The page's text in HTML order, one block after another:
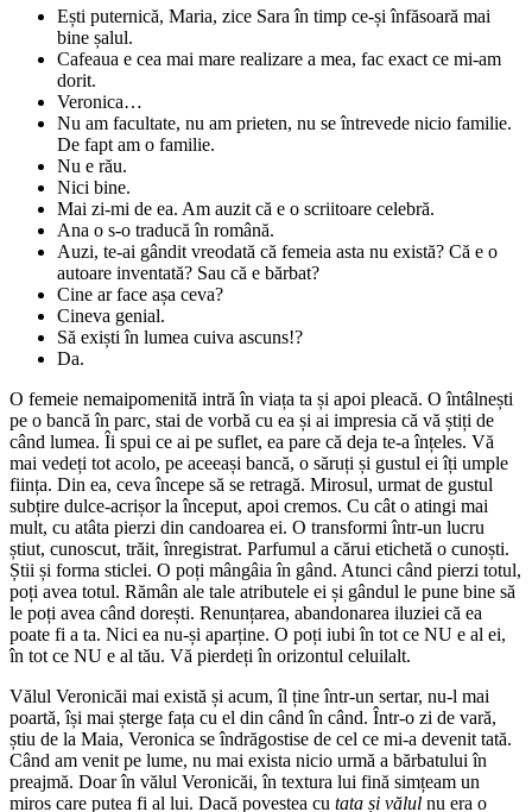
Ești puternică, Maria, zice Sara în timp ce-și înfăsoară mai
bine șalul.
Cafeaua e cea mai mare realizare a mea, fac exact ce mi-am
dorit.
Veronica…
Nu am facultate, nu am prieten, nu se întrevede nicio familie.
De fapt am o familie.
Nu e rău.
Nici bine.
Mai zi-mi de ea. Am auzit că e o scriitoare celebră.
Ana o s-o traducă în română.
Auzi, te-ai gândit vreodată că femeia asta nu există? Că e o
autoare inventată? Sau că e bărbat?
Cine ar face așa ceva?
Cineva genial.
Să exiști în lumea cuiva ascuns!?
Da.
O femeie nemaipomenită intră în viața ta și apoi pleacă. O întâlnești
pe o bancă în parc, stai de vorbă cu ea și ai impresia că vă știți de
când lumea. Îi spui ce ai pe suflet, ea pare că deja te-a înțeles. Vă
mai vedeți tot acolo, pe aceeași bancă, o săruți și gustul ei îți umple
ființa. Din ea, ceva începe să se retragă. Mirosul, urmat de gustul
subțire dulce-acrișor la început, apoi cremos. Cu cât o atingi mai
mult, cu atâta pierzi din candoarea ei. O transformi într-un lucru
știut, cunoscut, trăit, înregistrat. Parfumul a cărui etichetă o cunoști.
Știi și forma sticlei. O poți mângâia în gând. Atunci când pierzi totul,
poți avea totul. Rămân ale tale atributele ei și gândul le pune bine să
le poți avea când dorești. Renunțarea, abandonarea iluziei că ea
poate fi a ta. Nici ea nu-și aparține. O poți iubi în tot ce NU e al ei,
în tot ce NU e al tău. Vă pierdeți în orizontul celuilalt.
Vălul Veronicăi mai există și acum, îl ține într-un sertar, nu-l mai
poartă, își mai șterge fața cu el din când în când. Într-o zi de vară,
știu de la Maia, Veronica se îndrăgostise de cel ce mi-a devenit tată.
Când am venit pe lume, nu mai exista nicio urmă a bărbatului în
preajmă. Doar în vălul Veronicăi, în textura lui fină simțeam un
miros care putea fi al lui. Dacă povestea cu tata și vălul nu era o